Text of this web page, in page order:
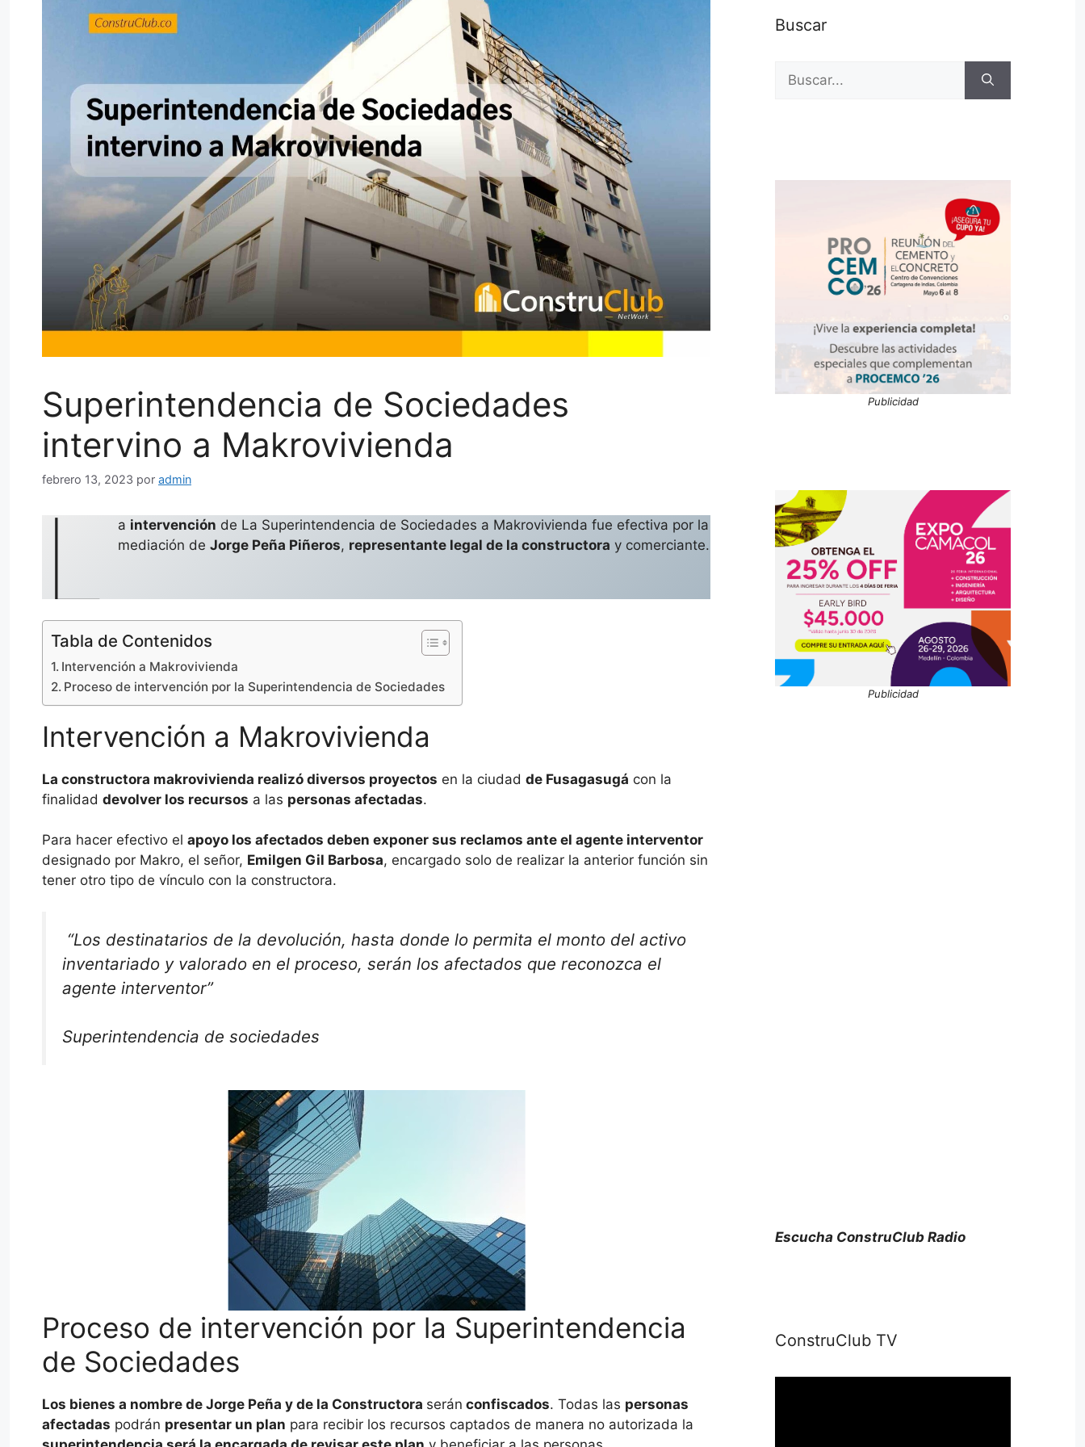
Superintendencia de Sociedades
intervino a Makrovivienda
febrero 13, 2023 por admin
L a intervención de La Superintendencia de Sociedades a Makrovivienda fue efectiva por la
mediación deJorge Peña Piñeros, representante legal de la constructora y comerciante.
Tabla de Contenidos
Intervención a Makrovivienda
Proceso de intervención por la Superintendencia de Sociedades
Intervención a Makrovivienda
La constructora makrovivienda realizó diversos proyectos en la ciudad de Fusagasugá con la
finalidad devolver los recursos a las personas afectadas.
Para hacer efectivo el apoyo los afectados deben exponer sus reclamos ante el agente interventor
designado por Makro, el señor, Emilgen Gil Barbosa, encargado solo de realizar la anterior función sin
tener otro tipo de vínculo con la constructora.
“Los destinatarios de la devolución, hasta donde lo permita el monto del activo
inventariado y valorado en el proceso, serán los afectados que reconozca el
agente interventor”
Superintendencia de sociedades
Proceso de intervención por la Superintendencia
de Sociedades
Los bienes a nombre de Jorge Peña y de la Constructora serán confiscados. Todas las personas
afectadas podrán presentar un plan para recibir los recursos captados de manera no autorizada la
Buscar
Buscar:
Publicidad
Publicidad
Escucha ConstruClub Radio
ConstruClub TV